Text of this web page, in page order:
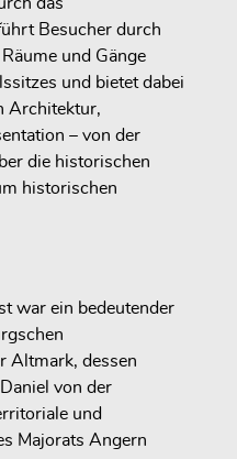
Besucher durch
und Gänge
und bietet dabei
Architektur,
– von der
die historischen
historischen
war ein bedeutender
Altmark, dessen
von der
und
Majorats Angern